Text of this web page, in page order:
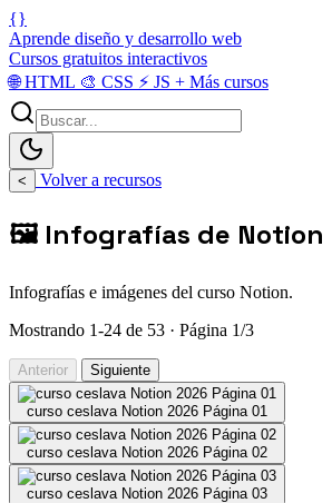
{}
Aprende diseño y desarrollo web
Cursos gratuitos interactivos
🌐HTML 🎨 CSS ⚡ JS + Más cursos
< Volver a recursos
🖼️ Infografías de Notion
Infografías e imágenes del curso Notion.
Mostrando 1-24 de 53 · Página 1/3
Anterior Siguiente
curso ceslava Notion 2026 Página 01
curso ceslava Notion 2026 Página 02
curso ceslava Notion 2026 Página 03